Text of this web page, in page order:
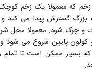
که معمولا یک زخم
گسترش پیدا می کند و
و چرک شود. معمولا محل
کولون پایین شروع می ‌شود
بسیار ممکن است تا تمام